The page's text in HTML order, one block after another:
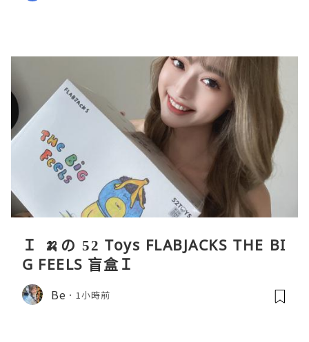
Ｉ 🍌の 52 Toys FLABJACKS THE BI
G FEELS 盲盒Ｉ
Be 1小時前